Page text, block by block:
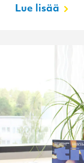
Lue lisää